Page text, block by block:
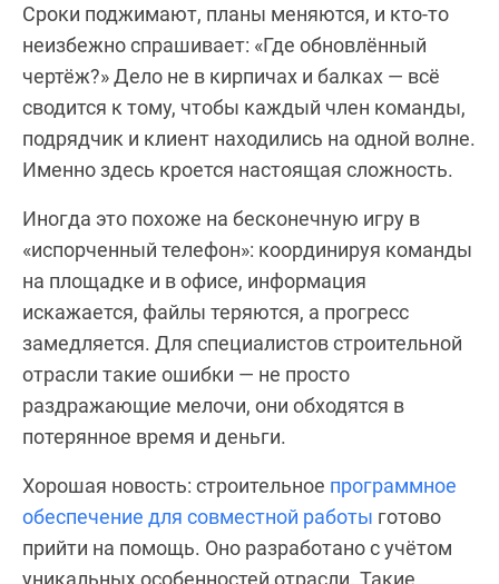
Сроки поджимают, планы меняются, и кто-то
неизбежно спрашивает: «Где обновлённый
чертёж?» Дело не в кирпичах и балках — всё
сводится к тому, чтобы каждый член команды,
подрядчик и клиент находились на одной волне.
Именно здесь кроется настоящая сложность.
Иногда это похоже на бесконечную игру в
«испорченный телефон»: координируя команды
на площадке и в офисе, информация
искажается, файлы теряются, а прогресс
замедляется. Для специалистов строительной
отрасли такие ошибки — не просто
раздражающие мелочи, они обходятся в
потерянное время и деньги.
Хорошая новость: строительное программное
обеспечение для совместной работы готово
прийти на помощь. Оно разработано с учётом
уникальных особенностей отрасли. Такие